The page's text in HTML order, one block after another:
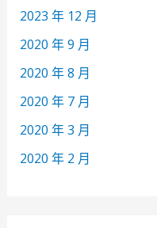
2023 年 12 月
2020 年 9 月
2020 年 8 月
2020 年 7 月
2020 年 3 月
2020 年 2 月